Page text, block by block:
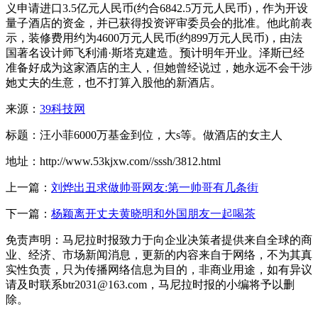
义申请进口3.5亿元人民币(约合6842.5万元人民币)，作为开设
量子酒店的资金，并已获得投资评审委员会的批准。他此前表
示，装修费用约为4600万元人民币(约899万元人民币)，由法
国著名设计师飞利浦·斯塔克建造。预计明年开业。泽斯已经
准备好成为这家酒店的主人，但她曾经说过，她永远不会干涉
她丈夫的生意，也不打算入股他的新酒店。
来源： 39科技网
标题：汪小菲6000万基金到位，大s等。做酒店的女主人
地址：http://www.53kjxw.com//sssh/3812.html
上一篇： 刘烨出丑求做帅哥网友:第一帅哥有几条街
下一篇： 杨颖离开丈夫黄晓明和外国朋友一起喝茶
免责声明：马尼拉时报致力于向企业决策者提供来自全球的商
业、经济、市场新闻消息，更新的内容来自于网络，不为其真
实性负责，只为传播网络信息为目的，非商业用途，如有异议
请及时联系btr2031@163.com，马尼拉时报的小编将予以删
除。